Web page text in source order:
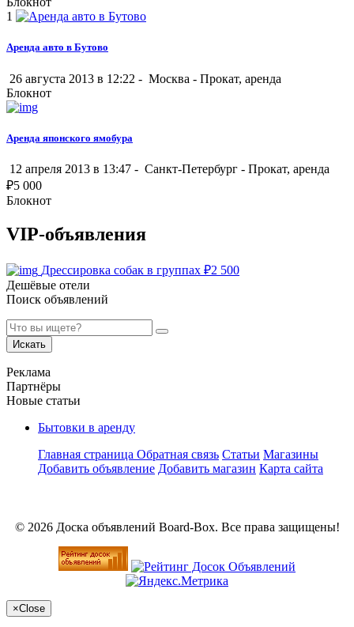
1
Аренда авто в Бутово
26 августа 2013 в 12:22 - Москва - Прокат, аренда
Блокнот
Аренда японского ямобура
12 апреля 2013 в 13:47 - Санкт-Петербург - Прокат, аренда
₽5 000
Блокнот
VIP-объявления
Дрессировка собак в группах ₽2 500
Дешёвые отели
Поиск объявлений
Искать
Реклама
Партнёры
Новые статьи
Бытовки в аренду
Главная страница Обратная связь Статьи Магазины
Добавить объявление Добавить магазин Карта сайта
© 2026 Доска объявлений Board-Box. Все права защищены!
×Close